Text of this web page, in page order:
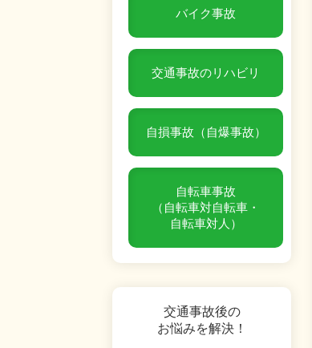
バイク事故
交通事故のリハビリ
自損事故（自爆事故）
自転車事故
（自転車対自転車・
自転車対人）
交通事故後の
お悩みを解決！